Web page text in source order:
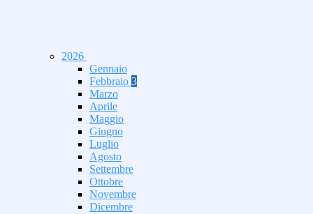
2026
Gennaio
Febbraio 3
Marzo
Aprile
Maggio
Giugno
Luglio
Agosto
Settembre
Ottobre
Novembre
Dicembre